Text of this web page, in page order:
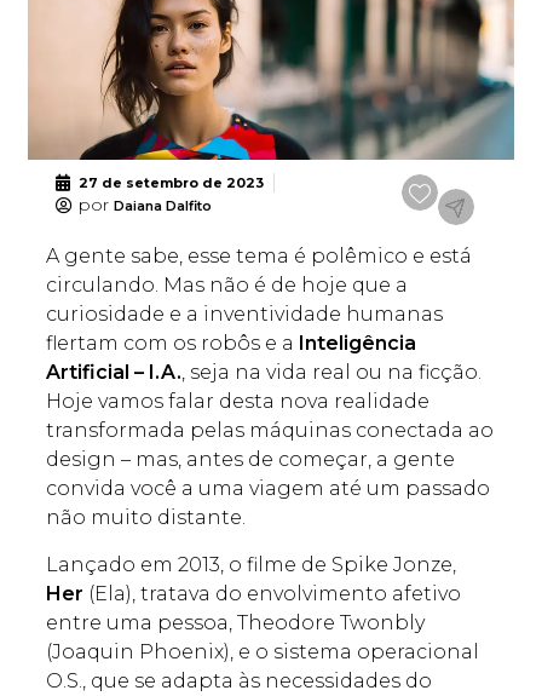
27 de setembro de 2023
por Daiana Dalfito
A gente sabe, esse tema é polêmico e está
circulando. Mas não é de hoje que a
curiosidade e a inventividade humanas
flertam com os robôs e a
Inteligência
Artificial – I.A., seja na vida real ou na ficção.
Hoje vamos falar desta nova realidade
transformada pelas máquinas conectada ao
design – mas, antes de começar, a gente
convida você a uma viagem até um passado
não muito distante.
Lançado em 2013, o filme de Spike Jonze,
Her (Ela), tratava do envolvimento afetivo
entre uma pessoa, Theodore Twonbly
(Joaquin Phoenix), e o sistema operacional
O.S., que se adapta às necessidades do